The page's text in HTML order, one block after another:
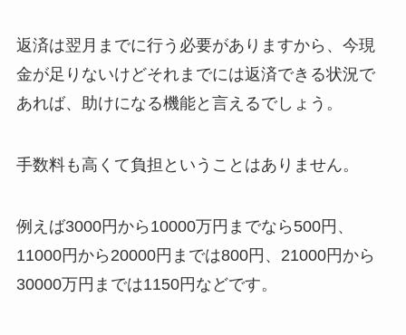
返済は翌月までに行う必要がありますから、今現
金が足りないけどそれまでには返済できる状況で
あれば、助けになる機能と言えるでしょう。
手数料も高くて負担ということはありません。
例えば3000円から10000万円までなら500円、
11000円から20000円までは800円、21000円から
30000万円までは1150円などです。